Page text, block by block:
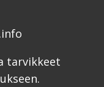
tarvikkeet